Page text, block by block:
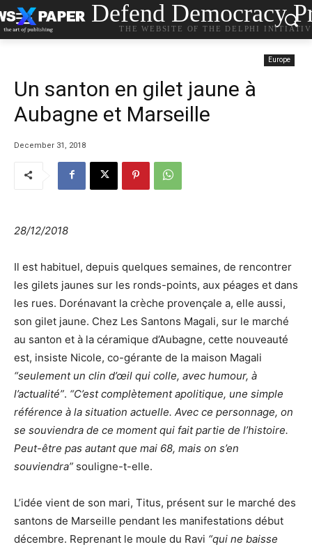
Defend Democracy
THE WEBSITE OF THE DELPHI
Europe
Un santon en gilet jaune à
Aubagne et Marseille
December 31, 2018
28/12/2018
Il est habituel, depuis quelques semaines, de rencontrer
les gilets jaunes sur les ronds-points, aux péages et dans
les rues. Dorénavant la crèche provençale a, elle aussi,
son gilet jaune. Chez Les Santons Magali, sur le marché
au santon et à la céramique d’Aubagne, cette nouveauté
est, insiste Nicole, co-gérante de la maison Magali
“seulement un clin d’œil qui colle, avec humour, à
l’actualité”. “C’est complètement apolitique, une simple
référence à la situation actuelle. Avec ce personnage, on
se souviendra de ce moment qui fait partie de l’histoire.
Peut-être pas autant que mai 68, mais on s’en
souviendra” souligne-t-elle.
L’idée vient de son mari, Titus, présent sur le marché des
santons de Marseille pendant les manifestations début
décembre. Reprenant le moule du Ravi “qui ne baisse